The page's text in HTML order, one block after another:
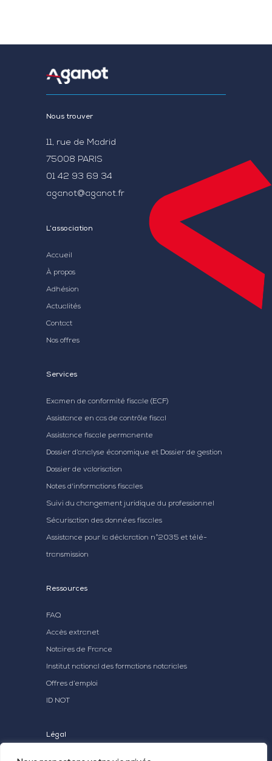
Nous trouver
11, rue de Madrid
75008 PARIS
01 42 93 69 34
aganot@aganot.fr
L’association
Accueil
À propos
Adhésion
Actualités
Contact
Nos offres
Services
Examen de conformité fiscale (ECF)
Assistance en cas de contrôle fiscal
Assistance fiscale permanente
Dossier d’analyse économique et Dossier de gestion
Dossier de valorisation
Notes d'informations fiscales
Suivi du changement juridique du professionnel
Sécurisation des données fiscales
Assistance pour la déclaration n°2035 et télé-
transmission
Ressources
FAQ
Accès extranet
Notaires de France
Institut national des formations notariales
Offres d’emploi
ID NOT
Légal